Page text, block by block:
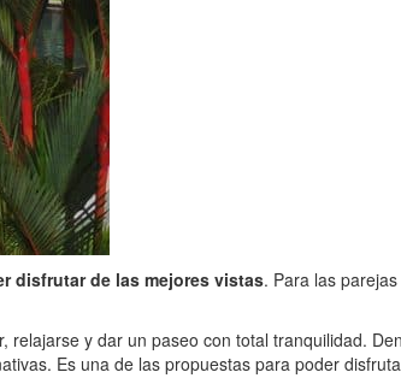
disfrutar de las mejores vistas. Para las
relajarse y dar un paseo con total tranquilidad.
Es una de las propuestas para poder